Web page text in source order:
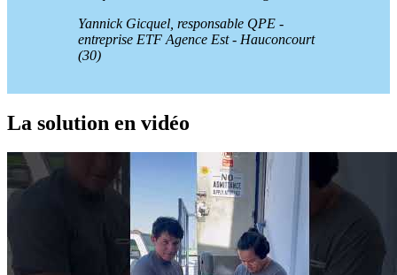
Yannick Gicquel, responsable QPE -
entreprise ETF Agence Est - Hauconcourt
(30)
La solution en vidéo